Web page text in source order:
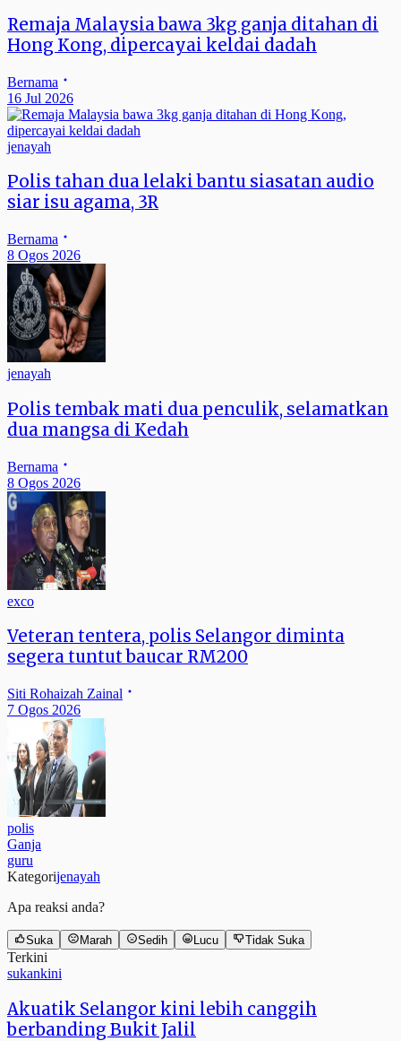
Remaja Malaysia bawa 3kg ganja ditahan di
Hong Kong, dipercayai keldai dadah
Bernama
16 Jul 2026
jenayah
Polis tahan dua lelaki bantu siasatan audio
siar isu agama, 3R
Bernama
8 Ogos 2026
jenayah
Polis tembak mati dua penculik, selamatkan
dua mangsa di Kedah
Bernama
8 Ogos 2026
exco
Veteran tentera, polis Selangor diminta
segera tuntut baucar RM200
Siti Rohaizah Zainal
7 Ogos 2026
polis
Ganja
guru
Kategorijenayah
Apa reaksi anda?
Suka Marah Sedih Lucu Tidak Suka
Terkini
sukankini
Akuatik Selangor kini lebih canggih
berbanding Bukit Jalil